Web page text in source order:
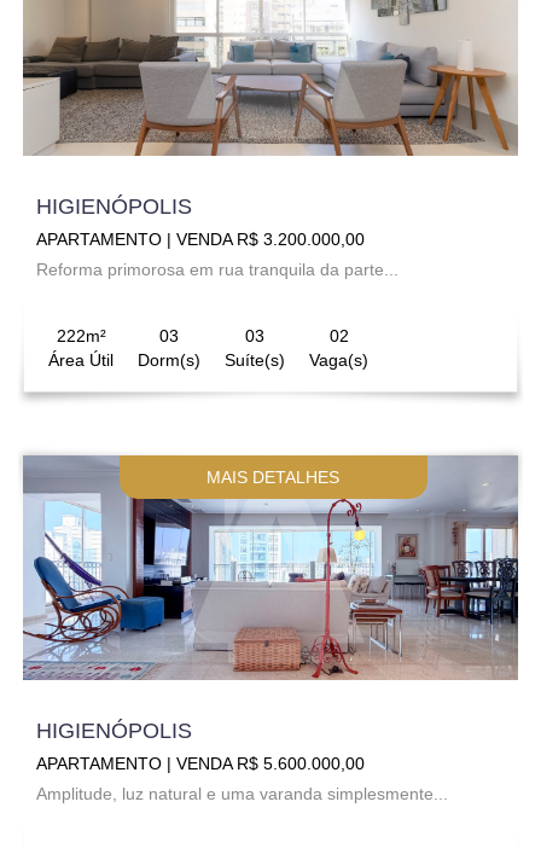
HIGIENÓPOLIS
APARTAMENTO | VENDA R$ 3.200.000,00
Reforma primorosa em rua tranquila da parte...
222m²
Área Útil
03
Dorm(s)
03
Suíte(s)
02
Vaga(s)
MAIS DETALHES
HIGIENÓPOLIS
APARTAMENTO | VENDA R$ 5.600.000,00
Amplitude, luz natural e uma varanda simplesmente...